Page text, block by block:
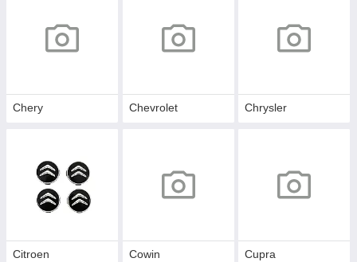
Chery Chevrolet Chrysler
Citroen Cowin Cupra